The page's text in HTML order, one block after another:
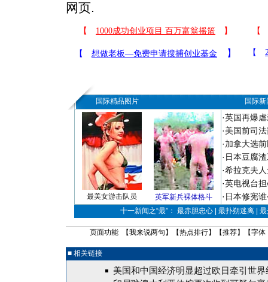
网页.
国际精品图片 国际
最美女游击队员 英军新兵裸体格斗
·英国再爆
·美国前司
·加拿大选
· 日本豆腐
·希拉克夫
·英电视台
· 日本修宪
十一新闻之“最”： 最赤胆忠心 | 最扑朔迷离 |
页面功能 【我来说两句 】【热点排行】【推荐】【字体
■ 相关链接
美国和中国经济明显超过欧日牵引世